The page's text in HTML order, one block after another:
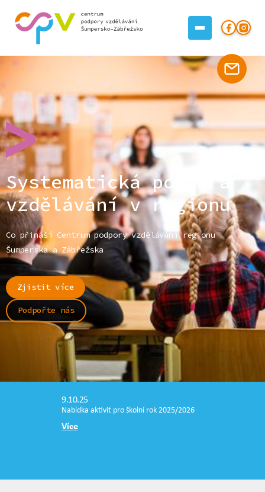
Systematická podpora
vzdělávání v regionu
Co přináší Centrum podpory vzdělávání regionu
Šumperska a Zábřežska
Zjistit více
Podpořte nás
9.10.25
Nabídka aktivit pro školní rok 2025/2026
Více